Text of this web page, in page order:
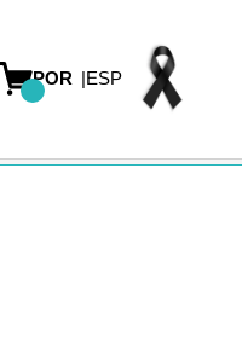
POR ESP